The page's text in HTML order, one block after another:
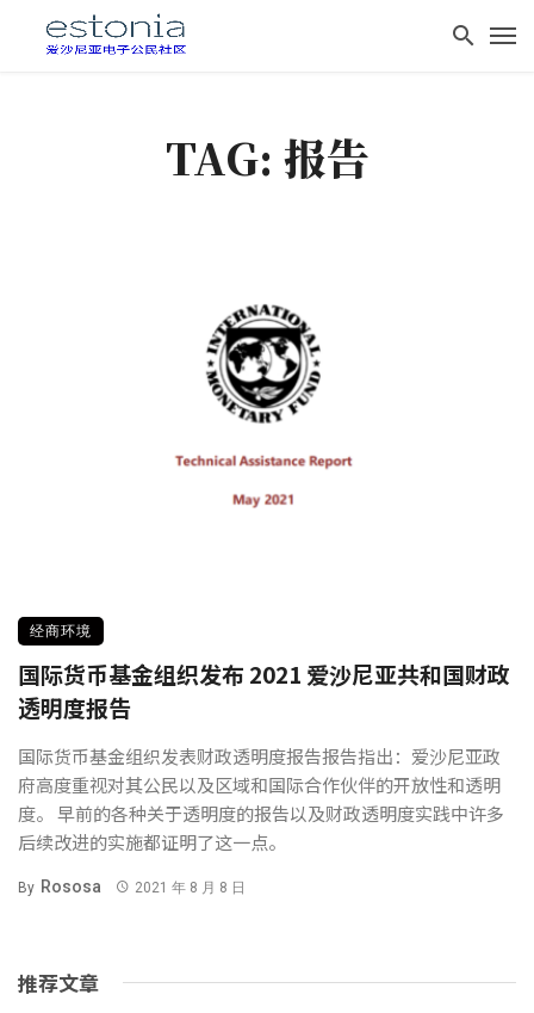
TAG: 报告
经商环境
国际货币基金组织发布 2021 爱沙尼亚共和国财政
透明度报告
国际货币基金组织发表财政透明度报告报告指出：爱沙尼亚政
府高度重视对其公民以及区域和国际合作伙伴的开放性和透明
度。 早前的各种关于透明度的报告以及财政透明度实践中许多
后续改进的实施都证明了这一点。
By Rososa 2021 年 8 月 8 日
推荐文章